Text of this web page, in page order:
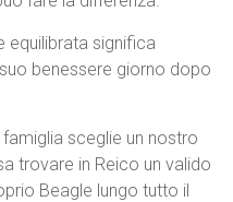
equilibrata significa
benessere giorno dopo
sceglie un nostro
trovare in Reico un valido
Beagle lungo tutto il